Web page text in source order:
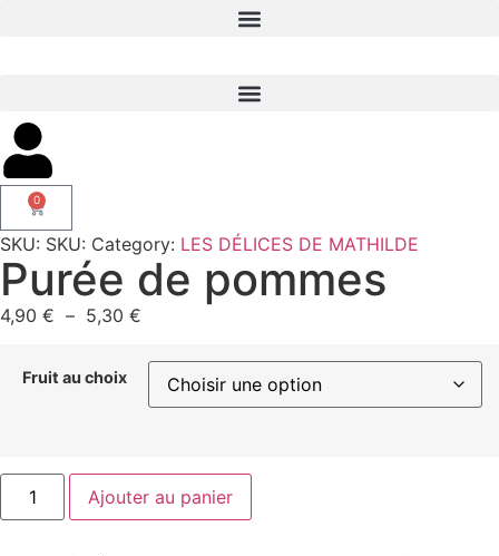
0
SKU: SKU: Category: LES DÉLICES DE MATHILDE
Purée de pommes
4,90 € – 5,30 €
Fruit au choix
Ajouter au panier